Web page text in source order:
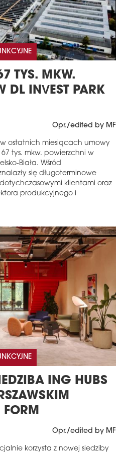
TYS. MKW.
DL INVEST PARK
Opr./edited by MF
w ostatnich miesiącach umowy
tys. mkw. powierzchni w
Biała. Wśród
się długoterminowe
klientami oraz
produkcyjnego i
ING HUBS
FORM
Opr./edited by MF
korzysta z nowej siedziby